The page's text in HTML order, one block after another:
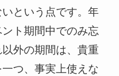
という点です。年
ト期間中でのみ忘
外の期間は、貴重
つ、事実上使えな